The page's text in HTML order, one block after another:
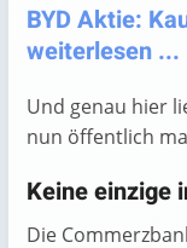
BYD Aktie:
weiterlesen ...
Und genau hier
nun öffentlich
Keine einzige
Die